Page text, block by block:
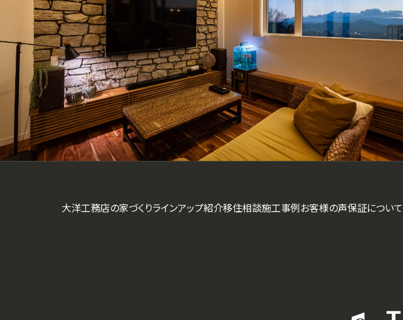
大洋工務店の家づくりラインアップ紹介移住相談施工事例 お客様の声保証について